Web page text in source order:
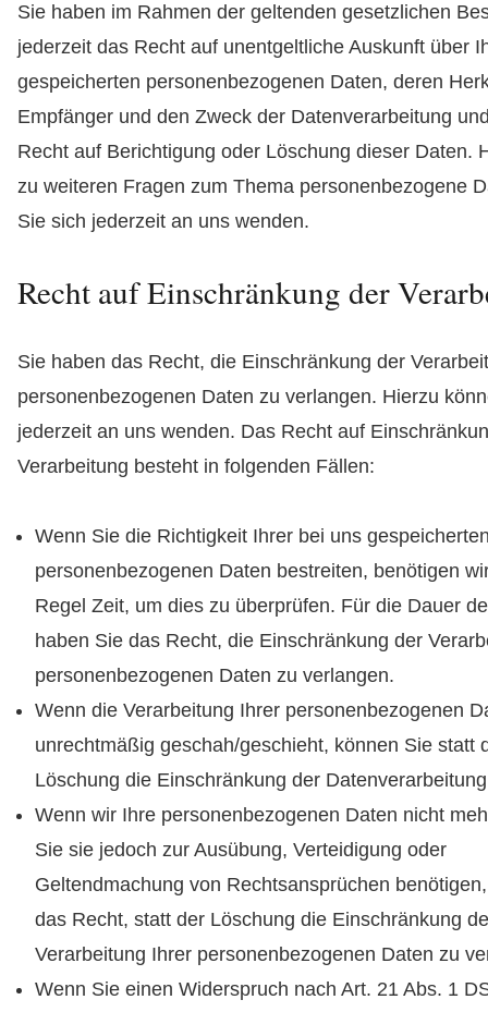
Sie haben im Rahmen der geltenden gesetzlichen
jederzeit das Recht auf unentgeltliche Auskunft über
gespeicherten personenbezogenen Daten, deren
Empfänger und den Zweck der Datenverarbeitung
Recht auf Berichtigung oder Löschung dieser Daten.
zu weiteren Fragen zum Thema personenbezogene
Sie sich jederzeit an uns wenden.
Recht auf Einschränkung der
Sie haben das Recht, die Einschränkung der
personenbezogenen Daten zu verlangen. Hierzu
jederzeit an uns wenden. Das Recht auf
Verarbeitung besteht in folgenden Fällen:
Wenn Sie die Richtigkeit Ihrer bei uns
personenbezogenen Daten bestreiten, benötigen
Regel Zeit, um dies zu überprüfen. Für die Dauer
haben Sie das Recht, die Einschränkung der
personenbezogenen Daten zu verlangen.
Wenn die Verarbeitung Ihrer personenbezogenen
unrechtmäßig geschah/geschieht, können Sie statt
Löschung die Einschränkung der
Wenn wir Ihre personenbezogenen Daten nicht
Sie sie jedoch zur Ausübung, Verteidigung oder
Geltendmachung von Rechtsansprüchen
das Recht, statt der Löschung die Einschränkung
Verarbeitung Ihrer personenbezogenen Daten zu
Wenn Sie einen Widerspruch nach Art. 21 Abs. 1